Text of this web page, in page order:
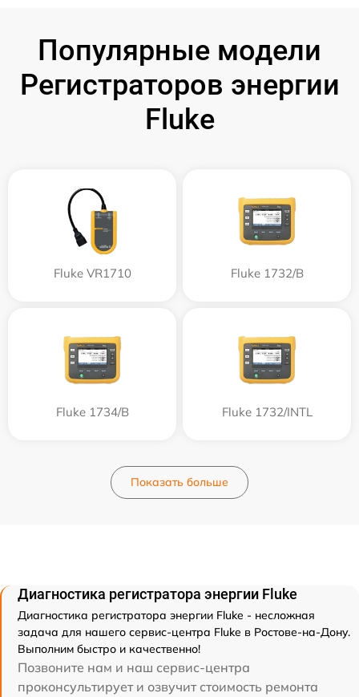
Популярные модели
Регистраторов энергии
Fluke
Fluke VR1710 Fluke 1732/B
Fluke 1734/B Fluke 1732/INTL
Показать больше
Диагностика регистратора энергии Fluke
Диагностика регистратора энергии Fluke - несложная
задача для нашего сервис-центра Fluke в Ростове-на-Дону.
Выполним быстро и качественно!
Позвоните нам и наш сервис-центра
проконсультирует и озвучит стоимость ремонта